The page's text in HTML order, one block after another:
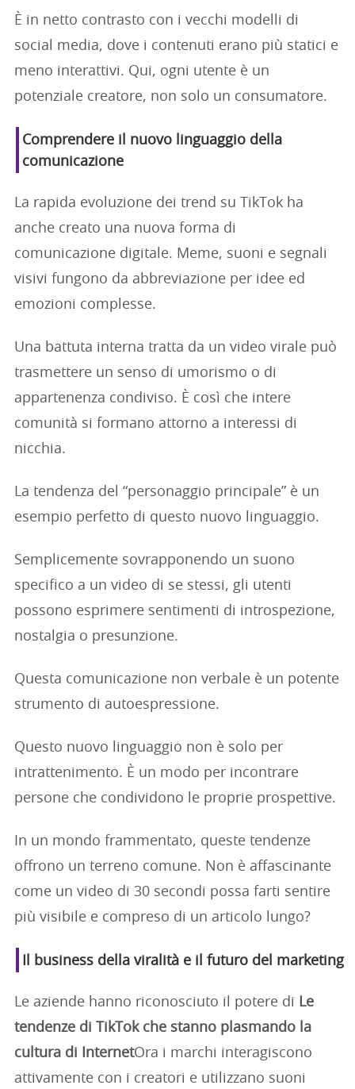
È in netto contrasto con i vecchi modelli di
social media, dove i contenuti erano più statici e
meno interattivi. Qui, ogni utente è un
potenziale creatore, non solo un consumatore.
Comprendere il nuovo linguaggio della
comunicazione
La rapida evoluzione dei trend su TikTok ha
anche creato una nuova forma di
comunicazione digitale. Meme, suoni e segnali
visivi fungono da abbreviazione per idee ed
emozioni complesse.
Una battuta interna tratta da un video virale può
trasmettere un senso di umorismo o di
appartenenza condiviso. È così che intere
comunità si formano attorno a interessi di
nicchia.
La tendenza del “personaggio principale” è un
esempio perfetto di questo nuovo linguaggio.
Semplicemente sovrapponendo un suono
specifico a un video di se stessi, gli utenti
possono esprimere sentimenti di introspezione,
nostalgia o presunzione.
Questa comunicazione non verbale è un potente
strumento di autoespressione.
Questo nuovo linguaggio non è solo per
intrattenimento. È un modo per incontrare
persone che condividono le proprie prospettive.
In un mondo frammentato, queste tendenze
offrono un terreno comune. Non è affascinante
come un video di 30 secondi possa farti sentire
più visibile e compreso di un articolo lungo?
Il business della viralità e il futuro del marketing
Le aziende hanno riconosciuto il potere di
Le
tendenze di TikTok che stanno plasmando la
cultura di InternetOra i marchi interagiscono
attivamente con i creatori e utilizzano suoni